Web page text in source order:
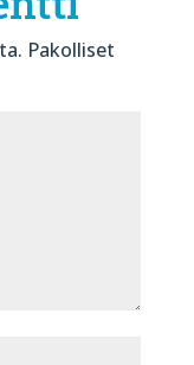
Pakolliset